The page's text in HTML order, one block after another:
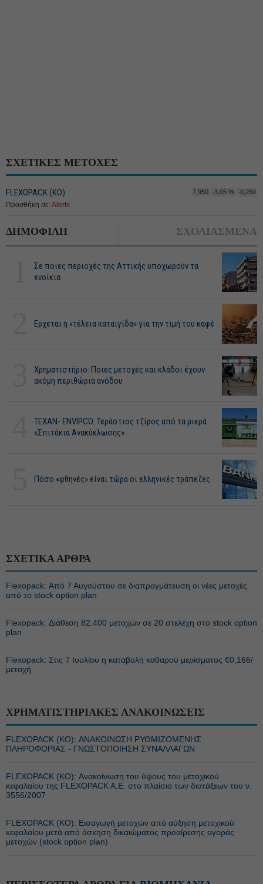
ΣΧΕΤΙΚΕΣ ΜΕΤΟΧΕΣ
FLEXOPACK (ΚΟ) 7,950 -3,05 % -0,250
Προσθήκη σε: Alerts
ΔΗΜΟΦΙΛΗ ΣΧΟΛΙΑΣΜΕΝΑ
Σε ποιες περιοχές της Αττικής υποχωρούν τα
ενοίκια
Ερχεται η «τέλεια καταιγίδα» για την τιμή του καφέ
Χρηματιστήριο: Ποιες μετοχές και κλάδοι έχουν
ακόμη περιθώρια ανόδου
ΤΕΧΑΝ- ENVIPCO: Τεράστιος τζίρος από τα μικρά
«Σπιτάκια Ανακύκλωσης»
Πόσο «φθηνές» είναι τώρα οι ελληνικές τράπεζες
ΣΧΕΤΙΚΑ ΑΡΘΡΑ
Flexopack: Από 7 Αυγούστου σε διαπραγμάτευση οι νέες μετοχές
από το stock option plan
Flexopack: Διάθεση 82.400 μετοχών σε 20 στελέχη στο stock option
plan
Flexopack: Στις 7 Ιουλίου η καταβολή καθαρού μερίσματος €0,166/
μετοχή
ΧΡΗΜΑΤΙΣΤΗΡΙΑΚΕΣ ΑΝΑΚΟΙΝΩΣΕΙΣ
FLEXOPACK (ΚΟ): ΑΝΑΚΟΙΝΩΣΗ ΡΥΘΜΙΖΟΜΕΝΗΣ
ΠΛΗΡΟΦΟΡΙΑΣ - ΓΝΩΣΤΟΠΟΙΗΣΗ ΣΥΝΑΛΛΑΓΩΝ
FLEXOPACK (ΚΟ): Ανακοίνωση του ύψους του μετοχικού
κεφαλαίου της FLEXOPACK A.E. στο πλαίσιο των διατάξεων του ν.
3556/2007
FLEXOPACK (ΚΟ): Εισαγωγή μετοχών από αύξηση μετοχικού
κεφαλαίου μετά από άσκηση δικαιώματος προαίρεσης αγοράς
μετοχών (stock option plan)